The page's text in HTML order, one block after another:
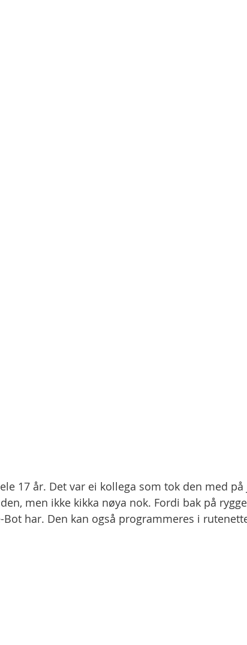
17 år. Det var ei kollega som tok den med
men ikke kikka nøya nok. Fordi bak på
har. Den kan også programmeres i